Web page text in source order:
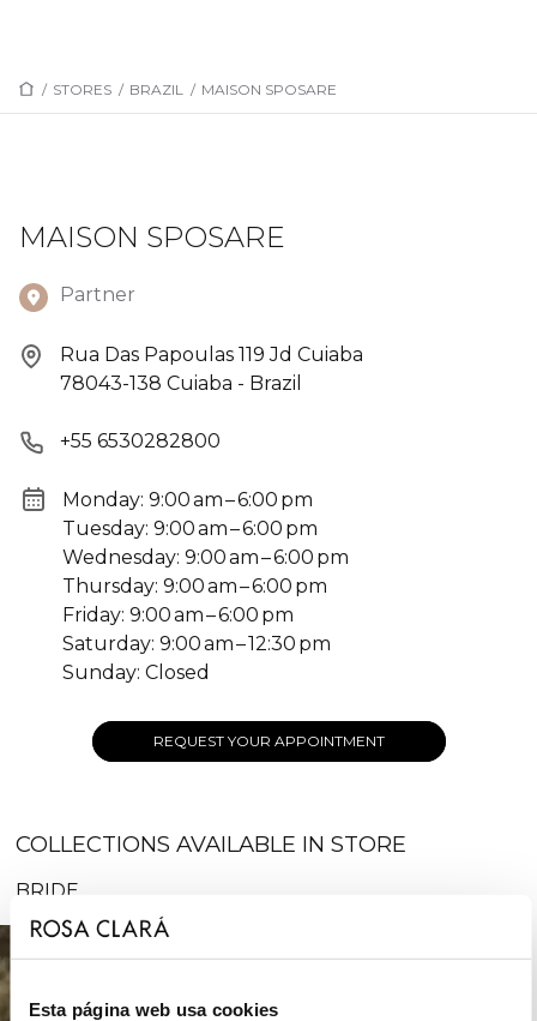
Esta página web usa cookies
/ STORES / BRAZIL / MAISON SPOSARE
MAISON SPOSARE
Partner
Rua Das Papoulas 119 Jd Cuiaba
78043-138 Cuiaba - Brazil
+55 6530282800
Monday: 9:00 am – 6:00 pm
Tuesday: 9:00 am – 6:00 pm
Wednesday: 9:00 am – 6:00 pm
Thursday: 9:00 am – 6:00 pm
Friday: 9:00 am – 6:00 pm
Saturday: 9:00 am – 12:30 pm
Sunday: Closed
REQUEST YOUR APPOINTMENT
COLLECTIONS AVAILABLE IN STORE
BRIDE